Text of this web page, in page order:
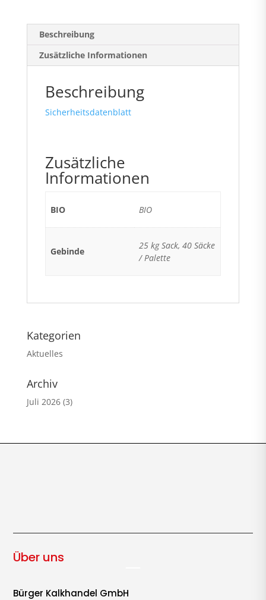
Beschreibung
Zusätzliche Informationen
Beschreibung
Sicherheitsdatenblatt
Zusätzliche
Informationen
BIO BIO
Gebinde
25 kg Sack, 40 Säcke
/ Palette
Kategorien
Aktuelles
Archiv
Juli 2026(3)
Über uns
Bürger Kalkhandel GmbH